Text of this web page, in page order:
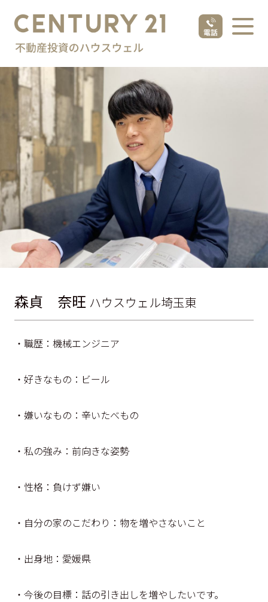
森貞 奈旺 ハウスウェル埼玉東
・職歴：機械エンジニア
・好きなもの：ビール
・嫌いなもの：辛いたべもの
・私の強み：前向きな姿勢
・性格：負けず嫌い
・自分の家のこだわり：物を増やさないこと
・出身地：愛媛県
・今後の目標：話の引き出しを増やしたいです。